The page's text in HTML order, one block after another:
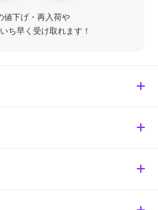
値下げ・再入荷や
ち早く受け取れます！